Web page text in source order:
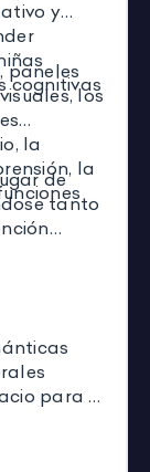
y
cognitivas
paneles
los
la
la
de
tanto
para 3